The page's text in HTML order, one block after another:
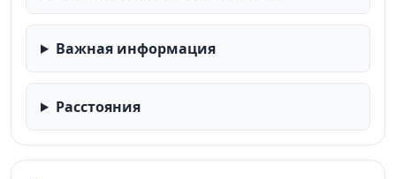
Важная информация
Расстояния